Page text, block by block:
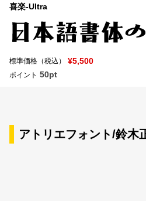
喜楽-Ultra
標準価格（税込） ¥5,500
ポイント 50pt
アトリエフォント/鈴木